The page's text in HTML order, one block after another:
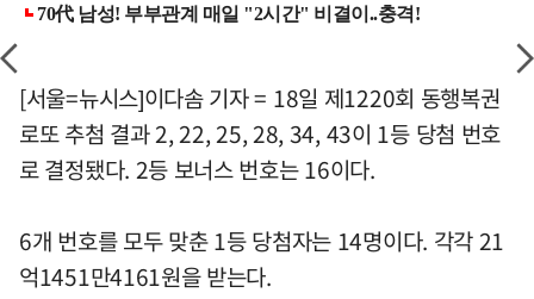
[서울=뉴시스]이다솜 기자 = 18일 제1220회 동행복권
로또 추첨 결과 2, 22, 25, 28, 34, 43이 1등 당첨 번호
로 결정됐다. 2등 보너스 번호는 16이다.
6개 번호를 모두 맞춘 1등 당첨자는 14명이다. 각각 21
억1451만4161원을 받는다.